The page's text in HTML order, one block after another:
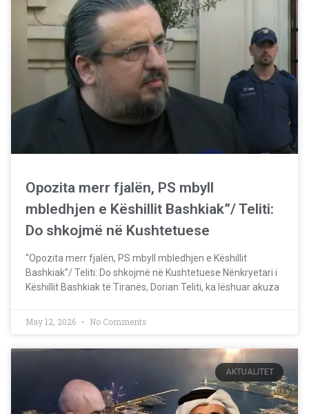
Opozita merr fjalën, PS mbyll
mbledhjen e Këshillit Bashkiak”/ Teliti:
Do shkojmë në Kushtetuese
“Opozita merr fjalën, PS mbyll mbledhjen e Këshillit
Bashkiak”/ Teliti: Do shkojmë në Kushtetuese Nënkryetari i
Këshillit Bashkiak të Tiranës, Dorian Teliti, ka lëshuar akuza
May 12, 2026 No Comments
AKTUALITET